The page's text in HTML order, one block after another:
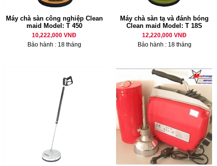
Máy chà sàn công nghiệp Clean
maid Model: T 450
10,222,000 VNĐ
Bảo hành : 18 tháng
Máy chà sàn tạ và đánh bóng
Clean maid Model: T 18S
12,220,000 VNĐ
Bảo hành : 18 tháng